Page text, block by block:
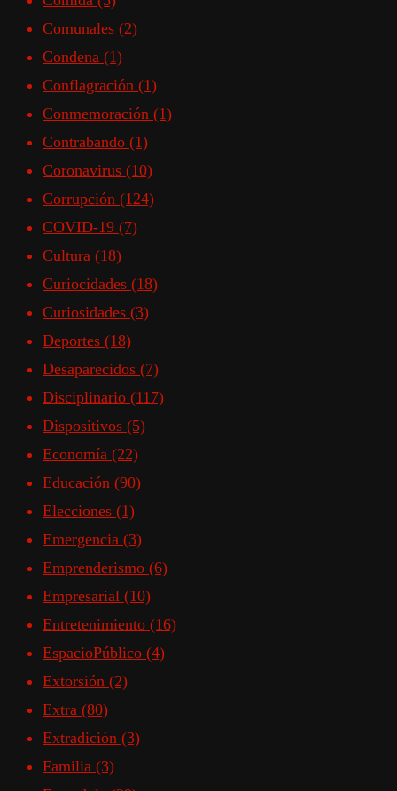
Comunales (2)
Condena (1)
Conflagración (1)
Conmemoración (1)
Contrabando (1)
Coronavirus (10)
Corrupción (124)
COVID-19 (7)
Cultura (18)
Curiocidades (18)
Curiosidades (3)
Deportes (18)
Desaparecidos (7)
Disciplinario (117)
Dispositivos (5)
Economía (22)
Educación (90)
Elecciones (1)
Emergencia (3)
Emprenderismo (6)
Empresarial (10)
Entretenimiento (16)
EspacioPúblico (4)
Extorsión (2)
Extra (80)
Extradición (3)
Familia (3)